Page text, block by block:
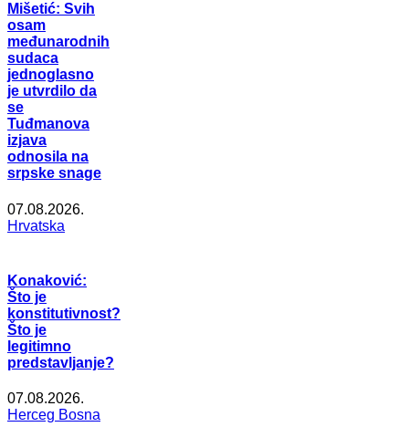
Mišetić: Svih
osam
međunarodnih
sudaca
jednoglasno
je utvrdilo da
se
Tuđmanova
izjava
odnosila na
srpske snage
07.08.2026.
Hrvatska
Konaković:
Što je
konstitutivnost?
Što je
legitimno
predstavljanje?
07.08.2026.
Herceg Bosna